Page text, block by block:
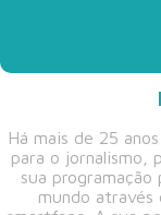
Há mais de 25
para o jornalismo,
sua
mundo